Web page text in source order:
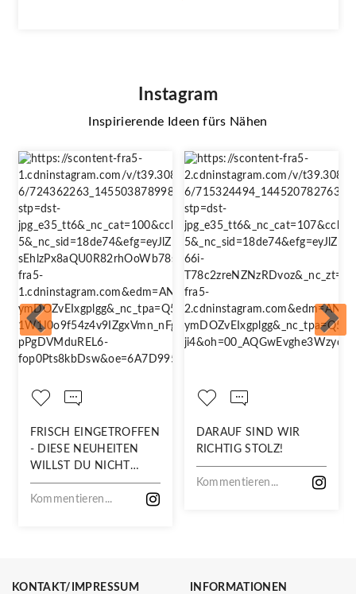
Instagram
Inspirierende Ideen fürs Nähen
FRISCH EINGETROFFEN
- DIESE NEUHEITEN
WILLST DU NICHT
VERPASSEN!
Kommentieren...
DARAUF SIND WIR
RICHTIG STOLZ!
Kommentieren...
KONTAKT/IMPRESSUM INFORMATIONEN